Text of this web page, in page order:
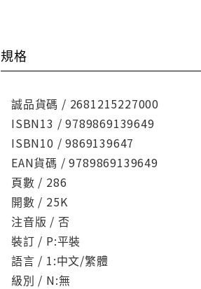
規格
誠品貨碼 / 2681215227000
ISBN13 / 9789869139649
ISBN10 / 9869139647
EAN貨碼 / 9789869139649
頁數 / 286
開數 / 25K
注音版 / 否
裝訂 / P:平裝
語言 / 1:中文/繁體
級別 / N:無